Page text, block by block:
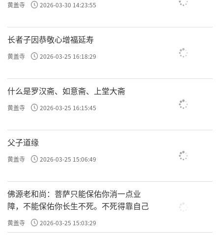
黄盖寺 2026-03-30 14:23:55
长者子因恭敬心增福延寿
黄盖寺 2026-03-25 16:18:29
什么是罗汉斋、如意斋、上堂大斋
黄盖寺 2026-03-25 16:15:45
父子道缘
黄盖寺 2026-03-25 15:06:49
佛源老和尚：菩萨只能保佑你消一点业
障，不能保佑你长生不死。不死得靠自己
黄盖寺 2026-03-25 15:03:29